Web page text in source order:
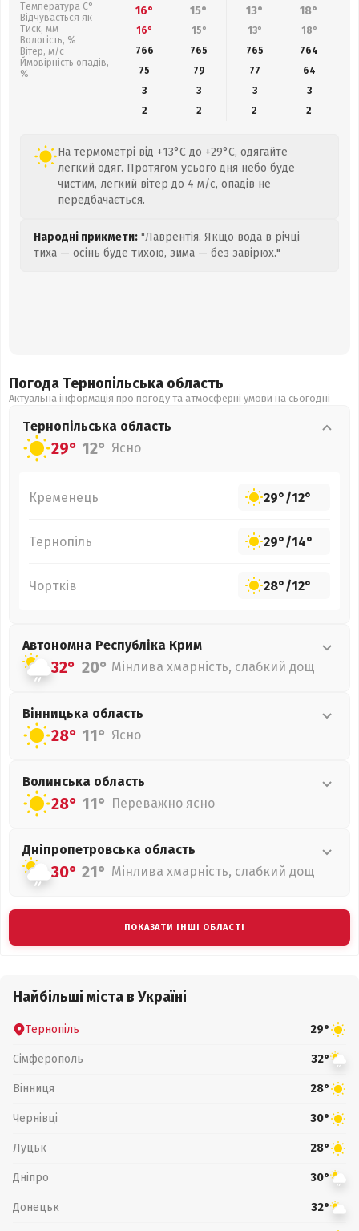
Температура С°
Відчувається як
Тиск, мм
Вологість, %
Вітер, м/с
Ймовірність опадів,
%
16° 15° 13° 18°
16° 15° 13° 18°
766
765 765 764
75
79 77 64
3
3 3
3
2
2 2 2
На термометрі від +13°C до +29°C, одягайте
легкий одяг. Протягом усього дня небо буде
чистим, легкий вітер до 4 м/с, опадів не
передбачається.
Народні прикмети: "Лаврентія. Якщо вода в річці
тиха — осінь буде тихою, зима — без завірюх."
Погода Тернопільська область
Актуальна інформація про погоду та атмосферні умови на сьогодні
Тернопільська область
29° 12° Ясно
Кременець 29°/12°
Тернопіль 29°/14°
Чортків 28°/12°
Автономна Республіка Крим
32° 20° Мінлива хмарність, слабкий дощ
Вінницька область
28° 11° Ясно
Волинська область
28° 11° Переважно ясно
Дніпропетровська область
30° 21° Мінлива хмарність, слабкий дощ
ПОКАЗАТИ ІНШІ ОБЛАСТІ
Найбільші міста в Україні
Тернопіль 29°
Сімферополь 32°
Вінниця 28°
Чернівці 30°
Луцьк 28°
Дніпро 30°
Донецьк 32°